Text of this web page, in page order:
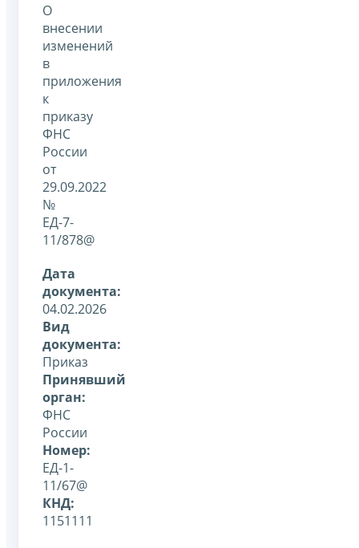
О
внесении
изменений
в
приложения
к
приказу
ФНС
России
от
29.09.2022
№
ЕД-7-
11/878@
Дата
документа:
04.02.2026
Вид
документа:
Приказ
Принявший
орган:
ФНС
России
Номер:
ЕД-1-
11/67@
КНД:
1151111